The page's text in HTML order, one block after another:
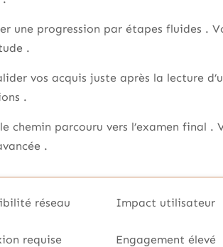
une progression par étapes fluides .
.
vos acquis juste après la lecture
.
chemin parcouru vers l’examen final .
.
réseau Impact utilisateur
requise Engagement élevé